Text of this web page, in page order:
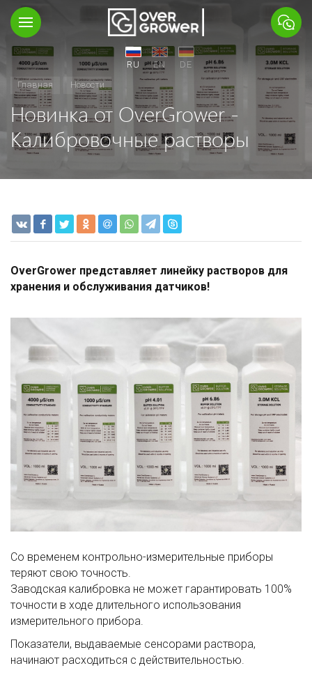
RU EN
DE
Главная
Новости
Новинка от OverGrower -
Калибровочные растворы
OverGrower представляет линейку растворов для
хранения и обслуживания датчиков!
Со временем контрольно-измерительные приборы
теряют свою точность.
Заводская калибровка не может гарантировать 100%
точности в ходе длительного использования
измерительного прибора.
Показатели, выдаваемые сенсорами раствора,
начинают расходиться с действительностью.